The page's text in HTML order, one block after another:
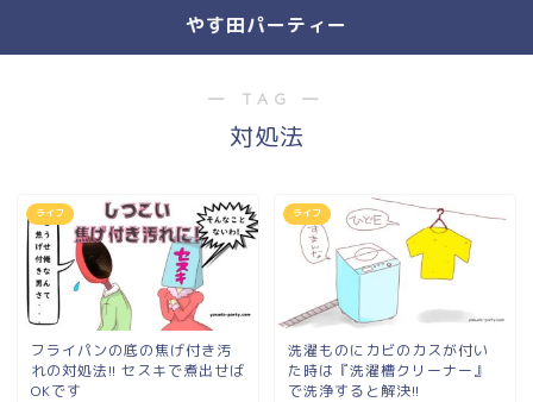
やす田パーティー
― TAG ―
対処法
ライフ
フライパンの底の焦げ付き汚
れの対処法!! セスキで煮出せば
OKです
ライフ
洗濯ものにカビのカスが付い
た時は『洗濯槽クリーナー』
で洗浄すると解決!!